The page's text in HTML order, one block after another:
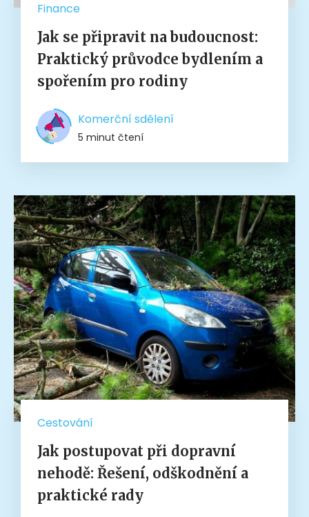
Finance
Jak se připravit na budoucnost:
Praktický průvodce bydlením a
spořením pro rodiny
Komerční sdělení
5 minut čtení
Cestování
Jak postupovat při dopravní
nehodě: Řešení, odškodnění a
praktické rady